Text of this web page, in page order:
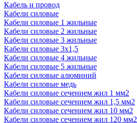
Кабель и провод
Кабели силовые
Кабели силовые 1 жильные
Кабели силовые 2 жильные
Кабели силовые 3 жильные
Кабели силовые 3х1,5
Кабели силовые 4 жильные
Кабели силовые 5 жильные
Кабели силовые алюминий
Кабели силовые медь
Кабели силовые сечением жил 1 мм2
Кабели силовые сечением жил 1,5 мм2
Кабели силовые сечением жил 10 мм2
Кабели силовые сечением жил 120 мм2